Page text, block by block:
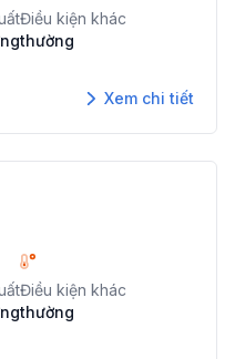
Điều kiện khác
thường
Xem chi tiết
Điều kiện khác
thường